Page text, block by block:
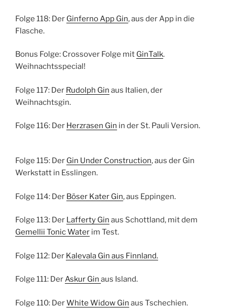
Folge 118: Der Ginferno App Gin, aus der App in die
Flasche.
Bonus Folge: Crossover Folge mit GinTalk.
Weihnachtsspecial!
Folge 117: Der Rudolph Gin aus Italien, der
Weihnachtsgin.
Folge 116: Der Herzrasen Gin in der St. Pauli Version.
Folge 115: Der Gin Under Construction, aus der Gin
Werkstatt in Esslingen.
Folge 114: Der Böser Kater Gin, aus Eppingen.
Folge 113: Der Lafferty Gin aus Schottland, mit dem
Gemellii Tonic Water im Test.
Folge 112: Der Kalevala Gin aus Finnland.
Folge 111: DerAskur Gin aus Island.
Folge 110: DerWhite Widow Gin aus Tschechien.